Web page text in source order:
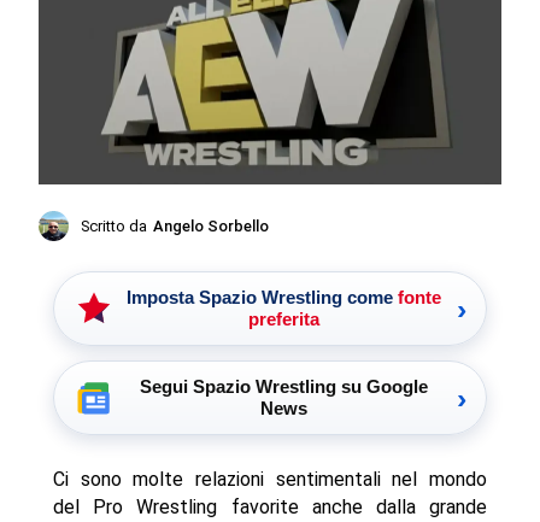
Scritto da Angelo Sorbello
Imposta Spazio Wrestling come fonte
preferita
›
Segui Spazio Wrestling su Google
News
›
Ci sono molte relazioni sentimentali nel mondo
del Pro Wrestling favorite anche dalla grande